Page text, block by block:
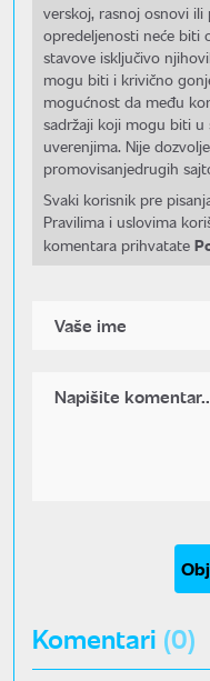
verskoj, rasnoj osnovi
opredeljenosti neće biti
stavove isključivo
mogu biti i krivično
mogućnost da među
sadržaji koji mogu biti u
uverenjima. Nije
promovisanjedrugih
Svaki korisnik pre
Pravilima i uslovima
komentara prihvatate
Komentari (0)